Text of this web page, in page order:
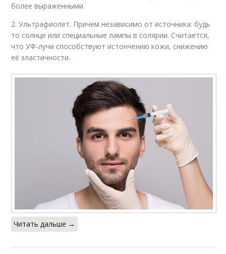
более выраженными.
2. Ультрафиолет. Причем независимо от источника: будь
то солнце или специальные лампы в солярии. Считается,
что УФ-лучи способствуют истончению кожи, снижению
её эластичности.
Читать дальше →